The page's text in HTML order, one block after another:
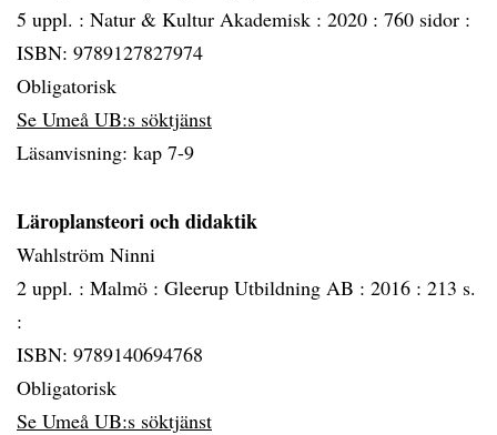
5 uppl. : Natur & Kultur Akademisk : 2020 : 760 sidor :
ISBN: 9789127827974
Obligatorisk
Se Umeå UB:s söktjänst
Läsanvisning: kap 7-9
Läroplansteori och didaktik
Wahlström Ninni
2 uppl. : Malmö : Gleerup Utbildning AB : 2016 : 213 s.
:
ISBN: 9789140694768
Obligatorisk
Se Umeå UB:s söktjänst